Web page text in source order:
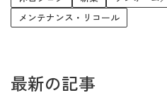
メンテナンス・リコール
最新の記事